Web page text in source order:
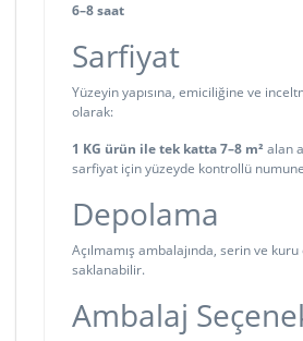
6–8 saat
Sarfiyat
Yüzeyin yapısına, emiciliğine ve
olarak:
1 KG ürün ile tek katta 7–8 m² alan
sarfiyat için yüzeyde kontrollü
Depolama
Açılmamış ambalajında, serin ve
saklanabilir.
Ambalaj